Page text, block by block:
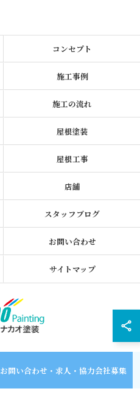
お問い合わせ・求人・協力会社募集
コンセプト
施工事例
施工の流れ
屋根塗装
屋根工事
店舗
スタッフブログ
お問い合わせ
サイトマップ
有限会社ナカオ塗装 ALL RIGHTS